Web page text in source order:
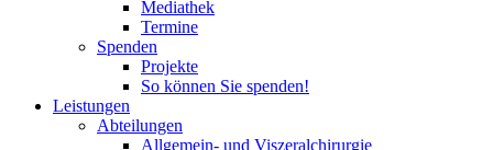
Mediathek
Termine
Spenden
Projekte
So können Sie spenden!
Leistungen
Abteilungen
Allgemein- und Viszeralchirurgie